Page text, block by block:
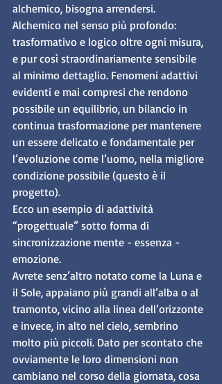
alchemico, bisogna arrendersi.
Alchemico nel senso più profondo:
trasformativo e logico oltre ogni misura,
e pur così straordinariamente sensibile
al minimo dettaglio. Fenomeni adattivi
evidenti e mai compresi che rendono
possibile un equilibrio, un bilancio in
continua trasformazione per mantenere
un essere delicato e fondamentale per
l’evoluzione come l’uomo, nella migliore
condizione possibile (questo è il
progetto).
Ecco un esempio di adattività
“progettuale” sotto forma di
sincronizzazione mente - essenza -
emozione.
Avrete senz’altro notato come la Luna e
il Sole, appaiano più grandi all’alba o al
tramonto, vicino alla linea dell’orizzonte
e invece, in alto nel cielo, sembrino
molto più piccoli. Dato per scontato che
ovviamente le loro dimensioni non
cambiano nel corso della giornata, cosa